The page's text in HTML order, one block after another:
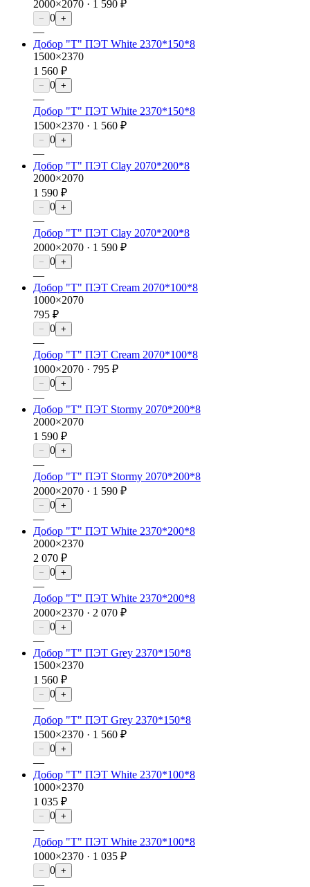
2000×2070 · 1 590 ₽
− 0 +
—
Добор "Т" ПЭТ White 2370*150*8
1500×2370
1 560 ₽
− 0 +
—
Добор "Т" ПЭТ White 2370*150*8
1500×2370 · 1 560 ₽
− 0 +
—
Добор "Т" ПЭТ Clay 2070*200*8
2000×2070
1 590 ₽
− 0 +
—
Добор "Т" ПЭТ Clay 2070*200*8
2000×2070 · 1 590 ₽
− 0 +
—
Добор "Т" ПЭТ Cream 2070*100*8
1000×2070
795 ₽
− 0 +
—
Добор "Т" ПЭТ Cream 2070*100*8
1000×2070 · 795 ₽
− 0 +
—
Добор "Т" ПЭТ Stormy 2070*200*8
2000×2070
1 590 ₽
− 0 +
—
Добор "Т" ПЭТ Stormy 2070*200*8
2000×2070 · 1 590 ₽
− 0 +
—
Добор "Т" ПЭТ White 2370*200*8
2000×2370
2 070 ₽
− 0 +
—
Добор "Т" ПЭТ White 2370*200*8
2000×2370 · 2 070 ₽
− 0 +
—
Добор "Т" ПЭТ Grey 2370*150*8
1500×2370
1 560 ₽
− 0 +
—
Добор "Т" ПЭТ Grey 2370*150*8
1500×2370 · 1 560 ₽
− 0 +
—
Добор "Т" ПЭТ White 2370*100*8
1000×2370
1 035 ₽
− 0 +
—
Добор "Т" ПЭТ White 2370*100*8
1000×2370 · 1 035 ₽
− 0 +
—